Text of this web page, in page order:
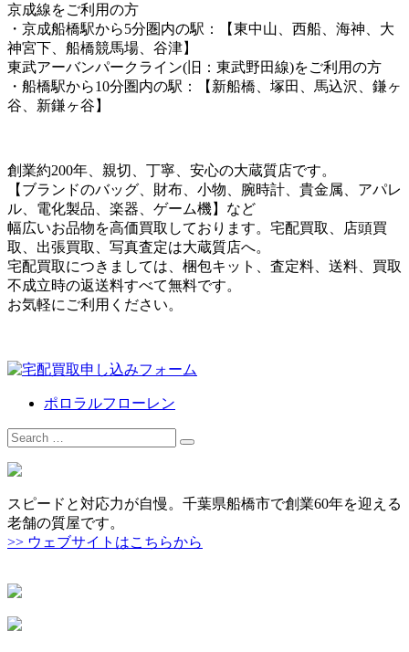
京成線をご利用の方
・京成船橋駅から5分圏内の駅：【東中山、西船、海神、大
神宮下、船橋競馬場、谷津】
東武アーバンパークライン(旧：東武野田線)をご利用の方
・船橋駅から10分圏内の駅：【新船橋、塚田、馬込沢、鎌ヶ
谷、新鎌ヶ谷】
創業約200年、親切、丁寧、安心の大蔵質店です。
【ブランドのバッグ、財布、小物、腕時計、貴金属、アパレ
ル、電化製品、楽器、ゲーム機】など
幅広いお品物を高価買取しております。宅配買取、店頭買
取、出張買取、写真査定は大蔵質店へ。
宅配買取につきましては、梱包キット、査定料、送料、買取
不成立時の返送料すべて無料です。
お気軽にご利用ください。
ポロラルフローレン
Search
for:
スピードと対応力が自慢。千葉県船橋市で創業60年を迎える
老舗の質屋です。
>> ウェブサイトはこちらから